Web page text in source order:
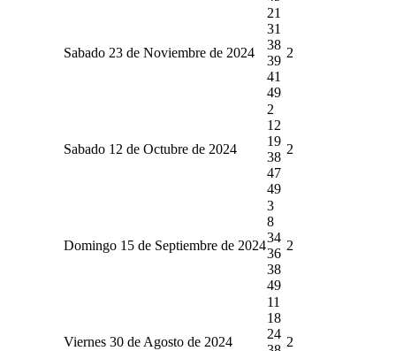
Sabado 23 de Noviembre de 2024
21
31
38
39
41
49
2
Sabado 12 de Octubre de 2024
2
12
19
38
47
49
2
Domingo 15 de Septiembre de 2024
3
8
34
36
38
49
2
Viernes 30 de Agosto de 2024
11
18
24
2